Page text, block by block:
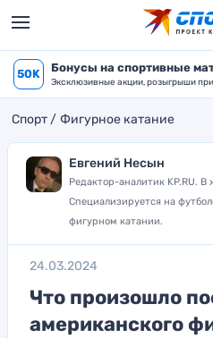
50K Бонусы на спортивные
Эксклюзивные акции, розыгрыши
Спорт Фигурное катание
Евгений Несын
Редактор-аналитик KP.RU. В
Специализируется на
фигурном катании.
24.03.2024
Что произошло
американского